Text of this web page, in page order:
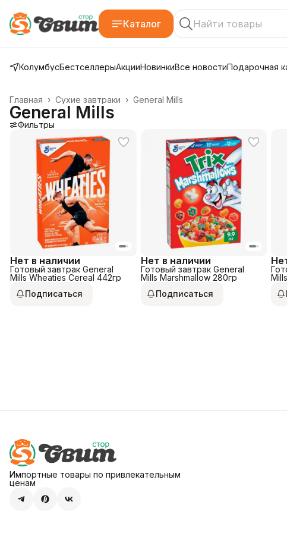
Каталог
КолумбусБестселлерыАкцииНовинкиВсе новостиПодарочная
General Mills
Сухие завтраки ›
Главная ›
General Mills
Фильтры
Нет в наличии
Готовый завтрак General
Mills Wheaties Cereal 442гр
Подписаться
Нет в наличии
Готовый завтрак General
Mills Marshmallow 280гр
Подписаться
Импортные товары по привлекательным
ценам